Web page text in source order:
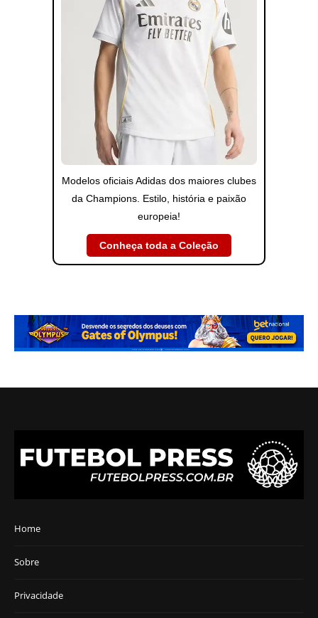
Modelos oficiais Adidas dos maiores clubes
da Champions. Estilo, história e paixão
europeia!
Conheça toda a Coleção
Home
Sobre
Privacidade